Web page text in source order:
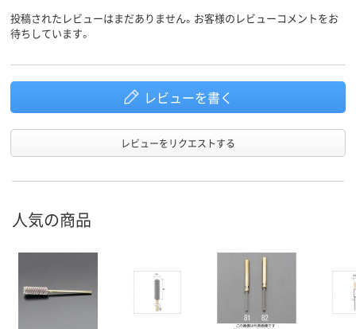
投稿されたレビューはまだありません。お客様のレビューコメントをお
待ちしています。
レビューを書く
レビューをリクエストする
人気の商品